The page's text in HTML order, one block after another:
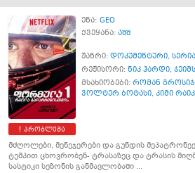
პრობლემა
ენა: GEO
ქვეყანა: აშშ
ჟანრი: დოკუმენტური,
რეჟისორი: ნიკ ჰარდი,
მსახიობები: რომან
ვოლტერ ბოტასი, კიმი
მძღოლები, მენეჯერები და გუნდის
ტემპით ცხოვრობენ- ტრასაზეც და ტრასის
სასტიკი სეზონის განმავლობაში ...